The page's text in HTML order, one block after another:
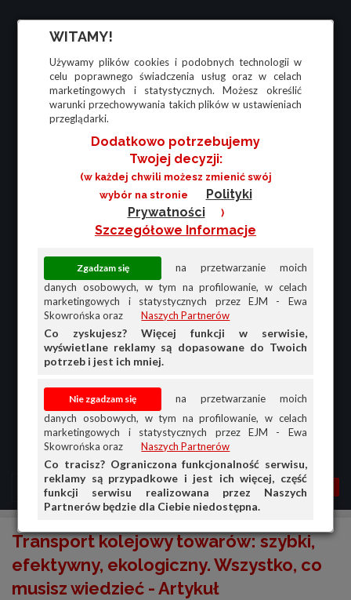
WITAMY!
Używamy plików cookies i podobnych technologii w
celu poprawnego świadczenia usług oraz w celach
marketingowych i statystycznych. Możesz określić
warunki przechowywania takich plików w ustawieniach
przeglądarki.
Dodatkowo potrzebujemy
Twojej decyzji:
(w każdej chwili możesz zmienić swój
wybór na stronie
Polityki
Prywatności
)
Szczegółowe Informacje
na przetwarzanie moich
danych osobowych, w tym na profilowanie, w celach
marketingowych i statystycznych przez EJM - Ewa
Skowrońska oraz
Naszych Partnerów
Co zyskujesz? Więcej funkcji w serwisie,
wyświetlane reklamy są dopasowane do Twoich
potrzeb i jest ich mniej.
na przetwarzanie moich
danych osobowych, w tym na profilowanie, w celach
marketingowych i statystycznych przez EJM - Ewa
Skowrońska oraz
Naszych Partnerów
Co tracisz? Ograniczona funkcjonalność serwisu,
reklamy są przypadkowe i jest ich więcej, część
funkcji serwisu realizowana przez Naszych
Partnerów będzie dla Ciebie niedostępna.
MENU MOJA AG
PRZEGLĄD
OGŁOSZENIA
OFERTA DLA FIRM
Transport kolejowy towarów: szybki,
efektywny, ekologiczny. Wszystko, co
musisz wiedzieć - Artykuł